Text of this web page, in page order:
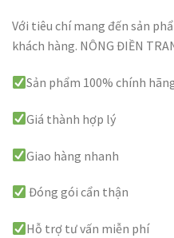
Với tiêu chí mang đến sản
khách hàng. NÔNG ĐIỀN
Sản phẩm 100% chính
Giá thành hợp lý
Giao hàng nhanh
Đóng gói cẩn thận
Hỗ trợ tư vấn miễn phí